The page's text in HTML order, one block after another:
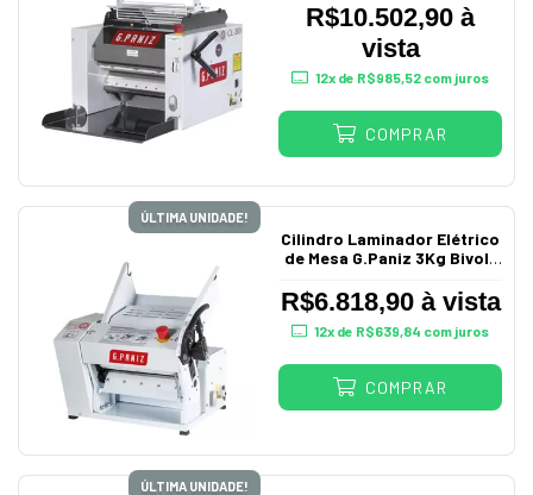
R$10.502,90 à
vista
12x de R$985,52com juros
COMPRAR
ÚLTIMA UNIDADE!
Cilindro Laminador Elétrico
de Mesa G.Paniz 3Kg Bivolt
R$6.818,90 à vista
12x de R$639,84 com juros
COMPRAR
ÚLTIMA UNIDADE!